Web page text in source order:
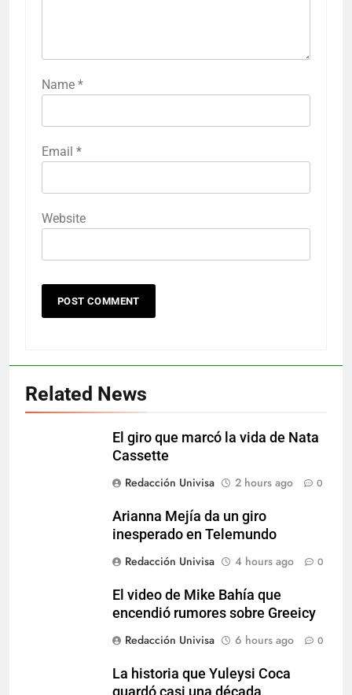
Name *
Email *
Website
Related News
El giro que marcó la vida de Nata
Cassette
Redacción Univisa
2 hours ago 0
Arianna Mejía da un giro
inesperado en Telemundo
Redacción Univisa
4 hours ago 0
El video de Mike Bahía que
encendió rumores sobre Greeicy
Redacción Univisa
6 hours ago 0
La historia que Yuleysi Coca
guardó casi una década